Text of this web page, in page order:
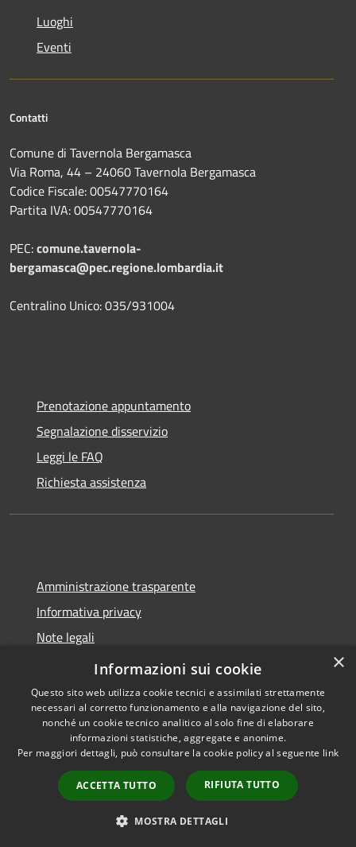
Luoghi
Eventi
Contatti
Comune di Tavernola Bergamasca
Via Roma, 44 – 24060 Tavernola Bergamasca
Codice Fiscale: 00547770164
Partita IVA: 00547770164
PEC:comune.tavernola-
bergamasca@pec.regione.lombardia.it
Centralino Unico: 035/931004
Prenotazione appuntamento
Segnalazione disservizio
Leggi le FAQ
Richiesta assistenza
Amministrazione trasparente
Informativa privacy
Note legali
Dichiarazione di accessibilità
Accessibilità
Copyright © 2026 • Comune di
Tavernola Bergamasca •
Powered byMunicipium
Accesso redazione
×
Informazioni sui cookie
Questo sito web utilizza cookie tecnici e assimilati strettamente
necessari al corretto funzionamento e alla navigazione del sito,
nonché un cookie tecnico analitico al solo fine di elaborare
informazioni statistiche, aggregate e anonime.
Per maggiori dettagli, può consultare la cookie policy al seguente link
ACCETTA TUTTO RIFIUTA TUTTO
MOSTRA DETTAGLI